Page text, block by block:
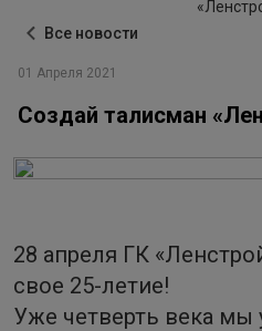
Все новости
01 Апреля 2021
Создай талисман
28 апреля ГК
свое 25-летие!
Уже четверть века мы